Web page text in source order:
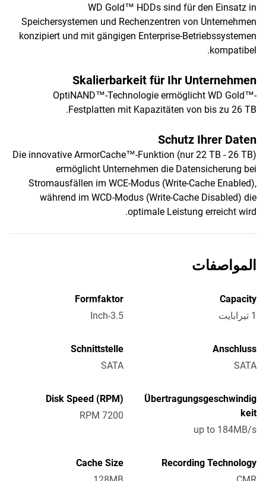
WD Gold™ HDDs sind für den Einsatz in
Speichersystemen und Rechenzentren von Unternehmen
konzipiert und mit gängigen Enterprise-Betriebssystemen
kompatibel.
Skalierbarkeit für Ihr Unternehmen
OptiNAND™-Technologie ermöglicht WD Gold™-
Festplatten mit Kapazitäten von bis zu 26 TB.
Schutz Ihrer Daten
Die innovative ArmorCache™-Funktion (nur 22 TB - 26 TB)
ermöglicht Unternehmen die Datensicherung bei
Stromausfällen im WCE-Modus (Write-Cache Enabled),
während im WCD-Modus (Write-Cache Disabled) die
optimale Leistung erreicht wird.
المواصفات
Capacity
1 تيرابايت
Formfaktor
3.5-Inch
Anschluss
SATA
Schnittstelle
SATA
Übertragungsgeschwindig
keit
up to 184MB/s
Disk Speed (RPM)
7200 RPM
Recording Technology
Cache Size